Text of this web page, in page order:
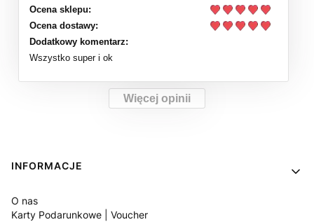
Ocena sklepu:
Ocena dostawy:
Dodatkowy komentarz:
Wszystko super i ok
Więcej opinii
Linki w stopce
INFORMACJE
O nas
Karty Podarunkowe | Voucher